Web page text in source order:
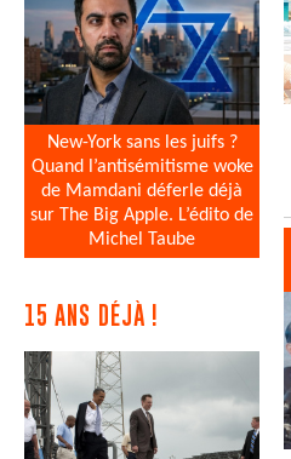
New-York sans les juifs ?
Quand l’antisémitisme woke
de Mamdani déferle déjà
sur The Big Apple. L’édito de
Michel Taube
15 ANS DÉJÀ !